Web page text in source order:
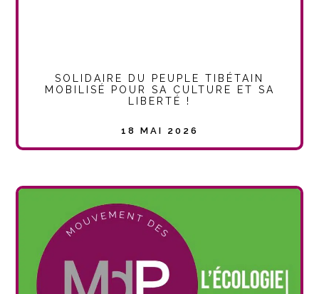
SOLIDAIRE DU PEUPLE TIBÉTAIN
MOBILISÉ POUR SA CULTURE ET SA
LIBERTÉ !
18 MAI 2026